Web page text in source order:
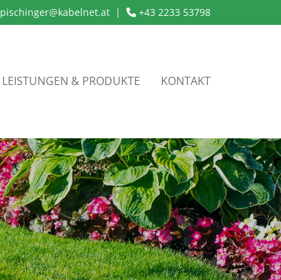
pischinger@kabelnet.at|  +43 2233 53798
LEISTUNGEN & PRODUKTE KONTAKT